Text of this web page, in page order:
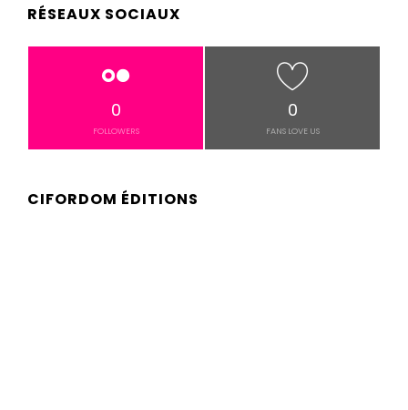
RÉSEAUX SOCIAUX
0
FOLLOWERS
0
FANS LOVE US
CIFORDOM ÉDITIONS